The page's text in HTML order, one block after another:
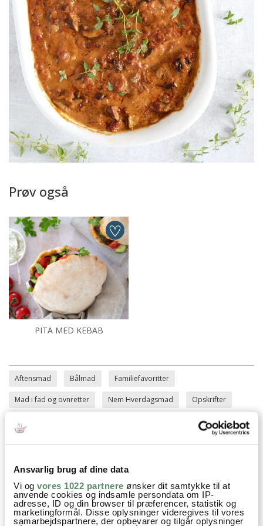
Ansvarlig brug af dine data
Vi og vores 1022 partnere ønsker dit samtykke til at
anvende cookies og indsamle persondata om IP-
adresse, ID og din browser til præferencer, statistik og
marketingformål. Disse oplysninger videregives til vores
samarbejdspartnere, der opbevarer og tilgår oplysninger
Prøv også
PITA MED KEBAB
Aftensmad Bålmad Familiefavoritter
Mad i fad og ovnretter Nem Hverdagsmad Opskrifter
Koteletter
SPØRGSMÅL TIL OPSKRIFTEN?
Har du spørgsmål til opskriften eller lyst til at sende en sød